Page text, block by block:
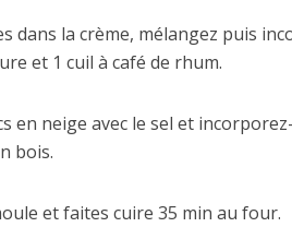
dans la crème, mélangez puis
et 1 cuil à café de rhum.
en neige avec le sel et
bois.
et faites cuire 35 min au four.